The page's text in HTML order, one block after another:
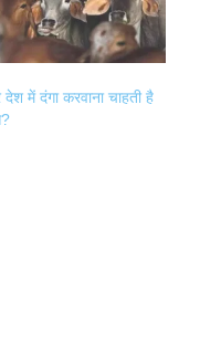
देश में दंगा करवाना चाहती है